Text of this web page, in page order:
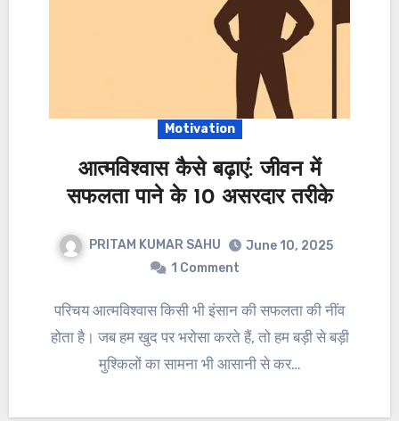
Motivation
आत्मविश्वास कैसे बढ़ाएं: जीवन में
सफलता पाने के 10 असरदार तरीके
PRITAM KUMAR SAHU
June 10, 2025
1 Comment
परिचय आत्मविश्वास किसी भी इंसान की सफलता की नींव
होता है। जब हम खुद पर भरोसा करते हैं, तो हम बड़ी से बड़ी
मुश्किलों का सामना भी आसानी से कर…